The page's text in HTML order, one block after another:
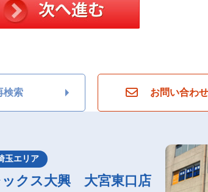
検索 お問い合わ
玉エリア
ックス大興 大宮東口店